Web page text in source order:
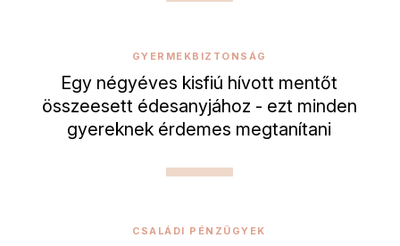
GYERMEKBIZTONSÁG
Egy négyéves kisfiú hívott mentőt
összeesett édesanyjához - ezt minden
gyereknek érdemes megtanítani
CSALÁDI PÉNZÜGYEK